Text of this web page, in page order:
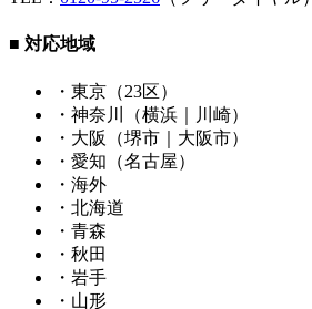
■ 対応地域
・東京（23区）
・神奈川（横浜｜川崎）
・大阪（堺市｜大阪市）
・愛知（名古屋）
・海外
・北海道
・青森
・秋田
・岩手
・山形